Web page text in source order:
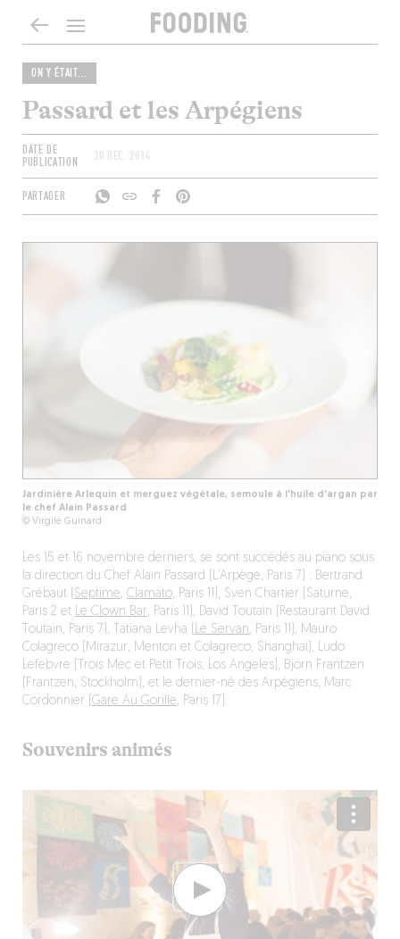
ON Y ÉTAIT...
Passard et les Arpégiens
DATE DE
PUBLICATION
30 DÉC. 2014
PARTAGER
Jardinière Arlequin et merguez végétale, semoule à l'huile d'argan par
le chef Alain Passard
© Virgile Guinard
Les 15 et 16 novembre derniers, se sont succédés au piano sous
la direction du Chef Alain Passard (L’Arpège, Paris 7) : Bertrand
Grébaut ( Septime, Clamato, Paris 11), Sven Chartier (Saturne,
Paris 2 et Le Clown Bar, Paris 11), David Toutain (Restaurant David
Toutain, Paris 7), Tatiana Levha ( Le Servan, Paris 11), Mauro
Colagreco (Mirazur, Menton et Colagreco, Shanghai), Ludo
Lefebvre (Trois Mec et Petit Trois, Los Angeles), Björn Frantzen
(Frantzen, Stockholm), et le dernier-né des Arpégiens, Marc
Cordonnier ( Gare Au Gorille, Paris 17).
Souvenirs animés